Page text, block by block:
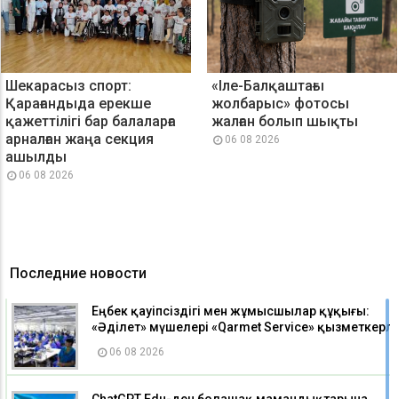
Шекарасыз спорт:
Қарағандыда ерекше
қажеттілігі бар балаларға
арналған жаңа секция
ашылды
06 08 2026
«Іле-Балқаштағы
жолбарыс» фотосы
жалған болып шықты
06 08 2026
Последние новости
Еңбек қауіпсіздігі мен жұмысшылар құқығы:
«Әділет» мүшелері «Qarmet Service»
06 08 2026